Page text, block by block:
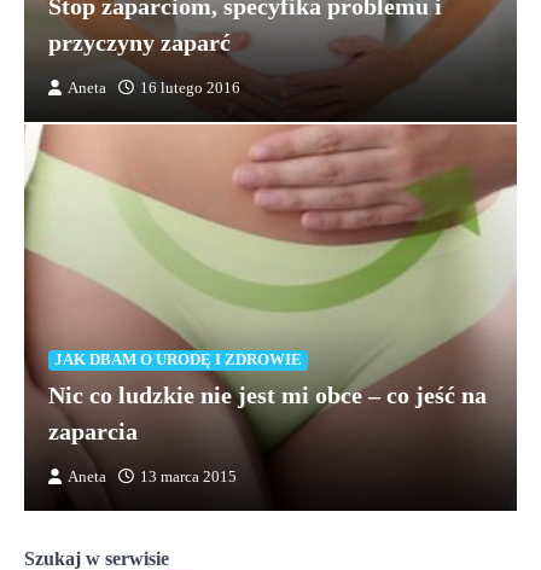
Stop zaparciom, specyfika problemu i
przyczyny zaparć
Aneta 16 lutego 2016
JAK DBAM O URODĘ I ZDROWIE
Nic co ludzkie nie jest mi obce – co jeść na
zaparcia
Aneta 13 marca 2015
Szukaj w serwisie